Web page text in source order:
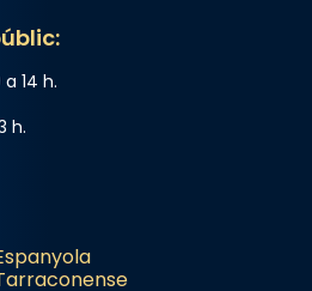
Barcelona
Juliana i
de sant Cugat, a
sorgeix la tradició
(“relatiu a Júlia”) i
14 h.
h.